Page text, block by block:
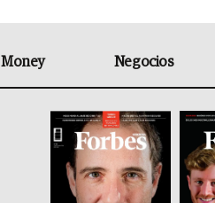
Money Negocios